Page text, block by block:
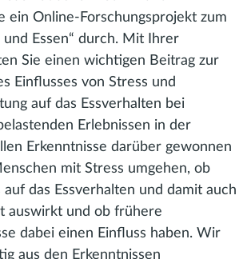
ein Online-Forschungsprojekt zum
und Essen“ durch. Mit Ihrer
Sie einen wichtigen Beitrag zur
Einflusses von Stress und
auf das Essverhalten bei
Erlebnissen in der
Erkenntnisse darüber gewonnen
mit Stress umgehen, ob
das Essverhalten und damit auch
auswirkt und ob frühere
dabei einen Einfluss haben. Wir
aus den Erkenntnissen